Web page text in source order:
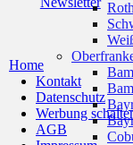
Home
Kontakt
Datenschutz
Werbung
AGB
Roth